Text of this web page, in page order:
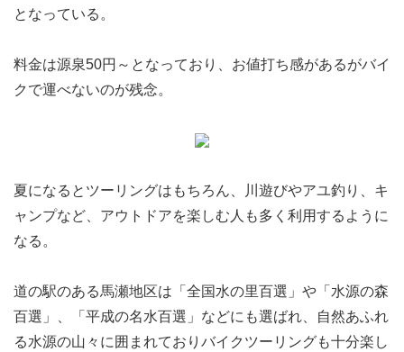
となっている。
料金は源泉50円～となっており、お値打ち感があるがバイ
クで運べないのが残念。
夏になるとツーリングはもちろん、川遊びやアユ釣り、キ
ャンプなど、アウトドアを楽しむ人も多く利用するように
なる。
道の駅のある馬瀬地区は「全国水の里百選」や「水源の森
百選」、「平成の名水百選」などにも選ばれ、自然あふれ
る水源の山々に囲まれておりバイクツーリングも十分楽し